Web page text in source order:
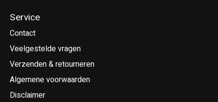
Service
Contact
Veelgestelde vragen
Verzenden & retourneren
Algemene voorwaarden
Disclaimer